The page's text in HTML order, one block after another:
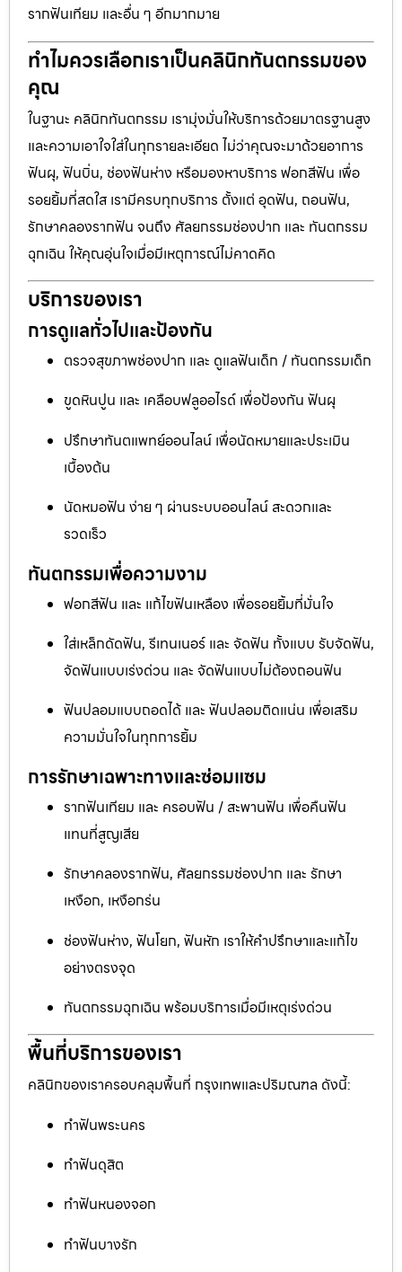
รากฟันเทียม และอื่น ๆ อีกมากมาย
ทำไมควรเลือกเราเป็นคลินิกทันตกรรมของ
คุณ
ในฐานะ คลินิกทันตกรรม เรามุ่งมั่นให้บริการด้วยมาตรฐานสูง
และความเอาใจใส่ในทุกรายละเอียด ไม่ว่าคุณจะมาด้วยอาการ
ฟันผุ, ฟันบิ่น, ช่องฟันห่าง หรือมองหาบริการ ฟอกสีฟัน เพื่อ
รอยยิ้มที่สดใส เรามีครบทุกบริการ ตั้งแต่ อุดฟัน, ถอนฟัน,
รักษาคลองรากฟัน จนถึง ศัลยกรรมช่องปาก และ ทันตกรรม
ฉุกเฉิน ให้คุณอุ่นใจเมื่อมีเหตุการณ์ไม่คาดคิด
บริการของเรา
การดูแลทั่วไปและป้องกัน
ตรวจสุขภาพช่องปาก และ ดูแลฟันเด็ก / ทันตกรรมเด็ก
ขูดหินปูน และ เคลือบฟลูออไรด์ เพื่อป้องกัน ฟันผุ
ปรึกษาทันตแพทย์ออนไลน์ เพื่อนัดหมายและประเมิน
เบื้องต้น
นัดหมอฟัน ง่าย ๆ ผ่านระบบออนไลน์ สะดวกและ
รวดเร็ว
ทันตกรรมเพื่อความงาม
ฟอกสีฟัน และ แก้ไขฟันเหลือง เพื่อรอยยิ้มที่มั่นใจ
ใส่เหล็กดัดฟัน, รีเทนเนอร์ และ จัดฟัน ทั้งแบบ รับจัดฟัน,
จัดฟันแบบเร่งด่วน และ จัดฟันแบบไม่ต้องถอนฟัน
ฟันปลอมแบบถอดได้ และ ฟันปลอมติดแน่น เพื่อเสริม
ความมั่นใจในทุกการยิ้ม
การรักษาเฉพาะทางและซ่อมแซม
รากฟันเทียม และ ครอบฟัน / สะพานฟัน เพื่อคืนฟัน
แทนที่สูญเสีย
รักษาคลองรากฟัน, ศัลยกรรมช่องปาก และ รักษา
เหงือก, เหงือกร่น
ช่องฟันห่าง, ฟันโยก, ฟันหัก เราให้คำปรึกษาและแก้ไข
อย่างตรงจุด
ทันตกรรมฉุกเฉิน พร้อมบริการเมื่อมีเหตุเร่งด่วน
พื้นที่บริการของเรา
คลินิกของเราครอบคลุมพื้นที่ กรุงเทพและปริมณฑล ดังนี้:
ทำฟันพระนคร
ทำฟันดุสิต
ทำฟันหนองจอก
ทำฟันบางรัก